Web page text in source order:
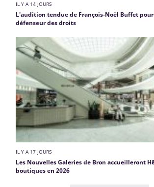
IL Y A 14 JOURS
L'audition tendue de François-Noël Buffet
défenseur des droits
IL Y A 17 JOURS
Les Nouvelles Galeries de Bron accueilleront
boutiques en 2026